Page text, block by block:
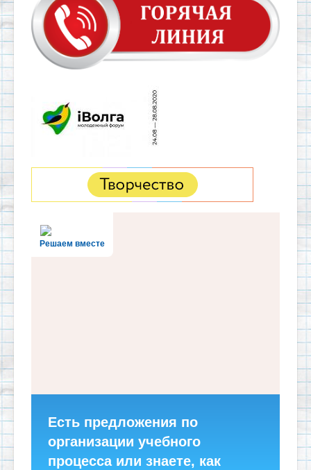
Решаем вместе
Есть предложения по
организации учебного
процесса или знаете, как